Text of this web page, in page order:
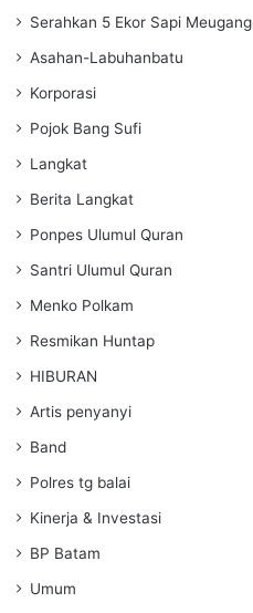
Serahkan 5 Ekor Sapi Meugang
Asahan-Labuhanbatu
Korporasi
Pojok Bang Sufi
Langkat
Berita Langkat
Ponpes Ulumul Quran
Santri Ulumul Quran
Menko Polkam
Resmikan Huntap
HIBURAN
Artis penyanyi
Band
Polres tg balai
Kinerja & Investasi
BP Batam
Umum